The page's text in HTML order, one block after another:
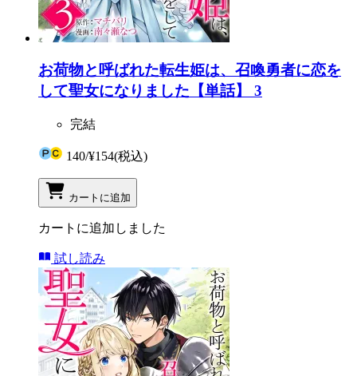
お荷物と呼ばれた転生姫は、召喚勇者に恋を
して聖女になりました【単話】 3
完結
140/¥154(税込)
カートに追加
カートに追加しました
試し読み